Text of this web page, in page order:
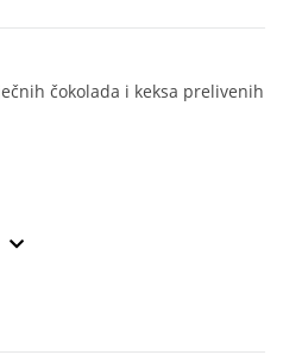
čokolada i keksa prelivenih